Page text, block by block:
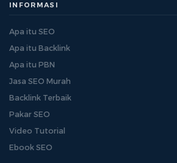
INFORMASI
Apa itu SEO
Apa itu Backlink
Apa itu PBN
Jasa SEO Murah
Backlink Terbaik
Pakar SEO
Video Tutorial
Ebook SEO